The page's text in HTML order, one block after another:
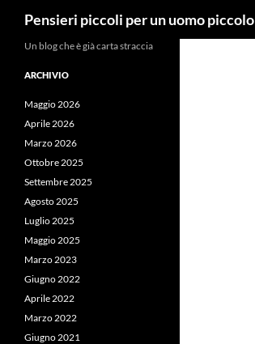
Pensieri piccoli per un uomo piccolo
Un blog che è già carta straccia
ARCHIVIO
Maggio 2026
Aprile 2026
Marzo 2026
Ottobre 2025
Settembre 2025
Agosto 2025
Luglio 2025
Maggio 2025
Marzo 2023
Giugno 2022
Aprile 2022
Marzo 2022
Giugno 2021